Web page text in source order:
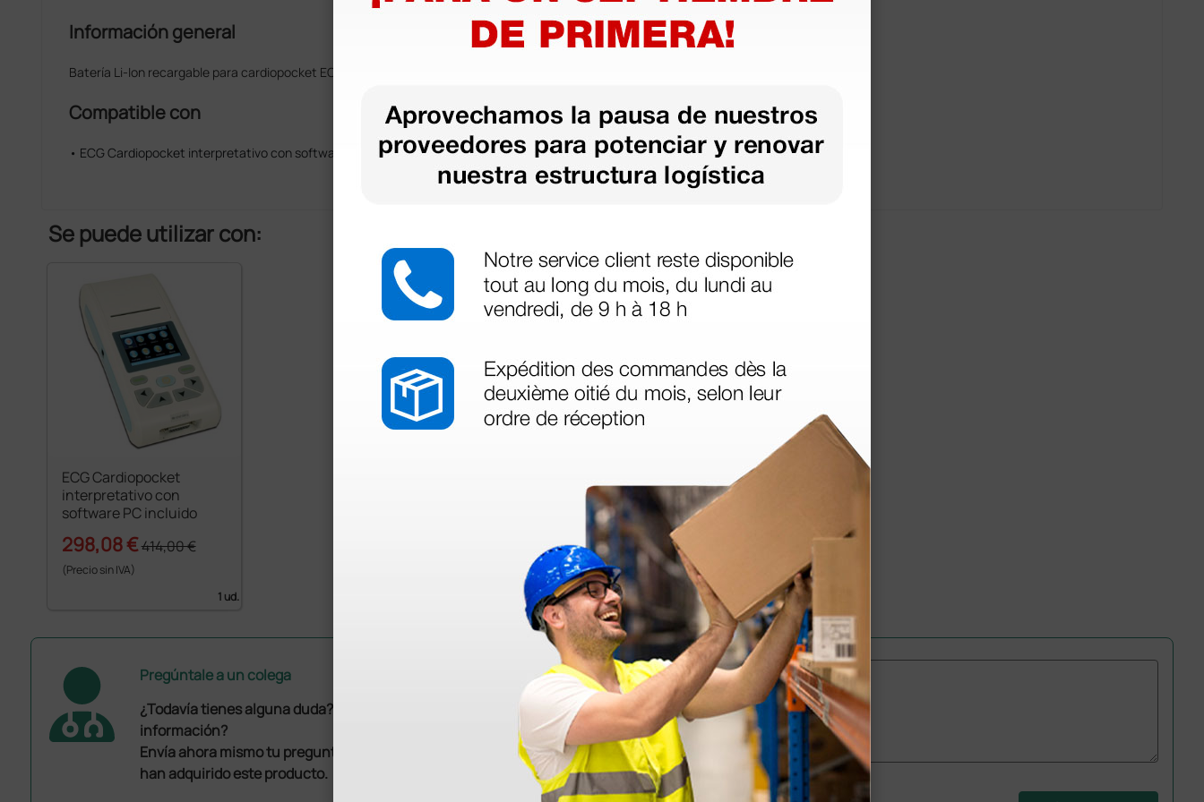
Información general
Batería Li-Ion recargable para cardiopocket ECG de 3 canales código 107640
Compatible con
• ECG Cardiopocket interpretativo con software PC incluido
Se puede utilizar con:
ECG Cardiopocket
interpretativo con
software PC incluido
298,08 €414,00 €
(Precio sin IVA)
1 ud.
Pregúntale a un colega
¿Todavía tienes alguna duda? ¿Necesitas más
información?
Envía ahora mismo tu pregunta a los colegas que ya
han adquirido este producto.